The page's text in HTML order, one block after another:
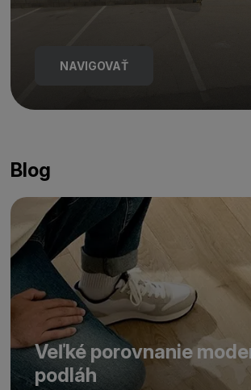
NAVIGOVAŤ
Blog
Veľké porovnanie
podláh